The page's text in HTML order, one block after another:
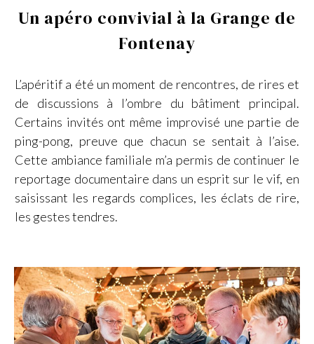
Un apéro convivial à la Grange de
Fontenay
L’apéritif a été un moment de rencontres, de rires et
de discussions à l’ombre du bâtiment principal.
Certains invités ont même improvisé une partie de
ping-pong, preuve que chacun se sentait à l’aise.
Cette ambiance familiale m’a permis de continuer le
reportage documentaire dans un esprit sur le vif, en
saisissant les regards complices, les éclats de rire,
les gestes tendres.